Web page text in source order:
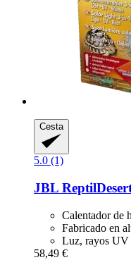
Cesta
5.0 (1)
JBL
Calentador de
Fabricado en
Luz, rayos UV
58,49 €